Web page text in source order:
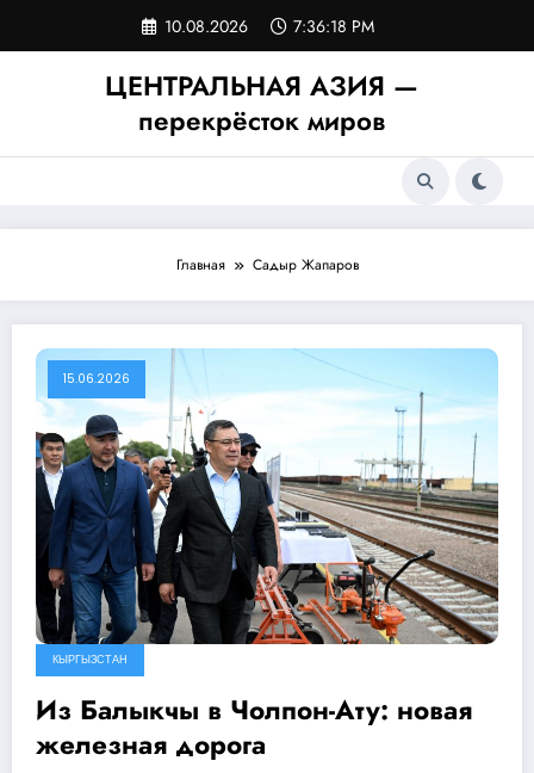
содержимому
10.08.2026 7:36:19 PM
ЦЕНТРАЛЬНАЯ АЗИЯ —
перекрёсток миров
Главная Садыр Жапаров
15.06.2026
КЫРГЫЗСТАН
Из Балыкчы в Чолпон-Ату: новая
железная дорога